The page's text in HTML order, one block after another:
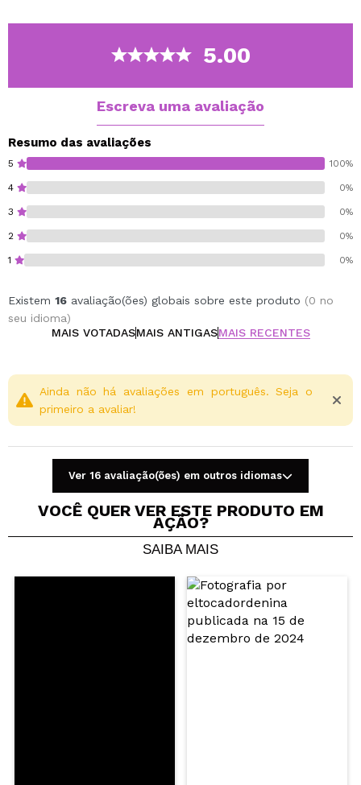
5.00
Escreva uma avaliação
Resumo das avaliações
5 100%
4 0%
3 0%
2 0%
1 0%
Existem 16 avaliação(ões) globais sobre este produto (0 no
seu idioma)
MAIS VOTADASMAIS ANTIGASMAIS RECENTES
Compartilhar um vídeo ou uma foto
Seu vídeo pode ser o primeiro. Imagine isso...
Recomenda esta compra? Sim Não
Ainda não há avaliações em português. Seja o
primeiro a avaliar!
Ver 16 avaliação(ões) em outros idiomas
VOCÊ QUER VER ESTE PRODUTO EM
AÇÃO?
SAIBA MAIS